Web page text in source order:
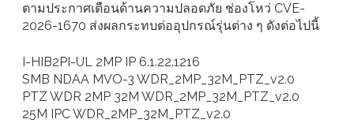
ตามประกาศเตือนด้านความปลอดภัย ช่องโหว่ CVE-
2026-1670 ส่งผลกระทบต่ออุปกรณ์รุ่นต่าง ๆ ดังต่อไปนี้
I-HIB2PI-UL 2MP IP 6.1.22.1216
SMB NDAA MVO-3 WDR_2MP_32M_PTZ_v2.0
PTZ WDR 2MP 32M WDR_2MP_32M_PTZ_v2.0
25M IPC WDR_2MP_32M_PTZ_v2.0